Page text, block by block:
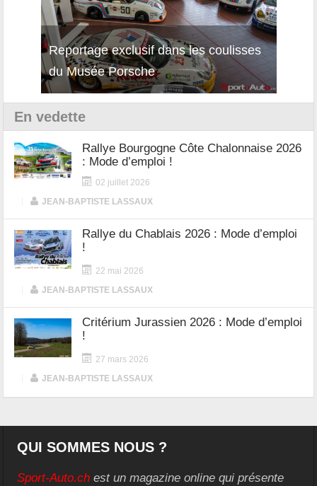
Reportage exclusif dans les coulisses
du Musée Porsche
Découverte de la nouvelle Ferrari
12Cilindri Manuale
En vedette
Rallye Bourgogne Côte Chalonnaise 2026
: Mode d’emploi !
02 juillet 2026
JEAN-BAPTISTE LASSAUX
Rallye du Chablais 2026 : Mode d’emploi
!
22 mai 2026
JEAN-BAPTISTE LASSAUX
Critérium Jurassien 2026 : Mode d’emploi
!
27 mars 2026
JEAN-BAPTISTE LASSAUX
QUI SOMMES NOUS ?
Sport-Auto.ch est un magazine online qui présente